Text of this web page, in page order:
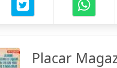
Placar